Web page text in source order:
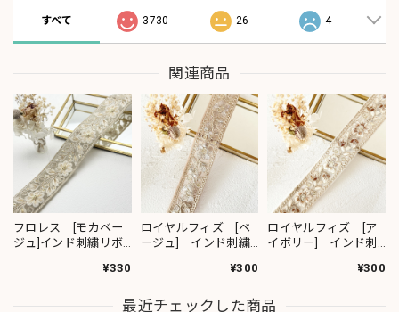
すべて 3730 26 4
関連商品
フロレス [モカベー
ジュ]インド刺繍リボ
¥330
ロイヤルフィズ [ベ
ージュ] インド刺繍
¥300
ロイヤルフィズ [ア
イボリー] インド刺
¥300
最近チェックした商品